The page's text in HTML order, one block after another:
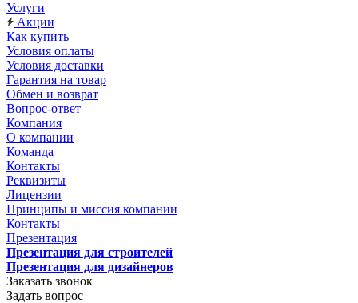
Услуги
Акции
Как купить
Условия оплаты
Условия доставки
Гарантия на товар
Обмен и возврат
Вопрос-ответ
Компания
О компании
Команда
Контакты
Реквизиты
Лицензии
Принципы и миссия компании
Контакты
Презентация
Презентация для строителей
Презентация для дизайнеров
Заказать звонок
Задать вопрос